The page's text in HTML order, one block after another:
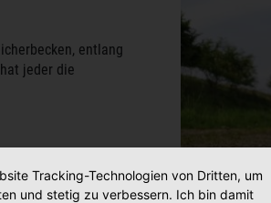
entlang
jeder die
Tracking-Technologien von Dritten, um
und stetig zu verbessern. Ich bin damit